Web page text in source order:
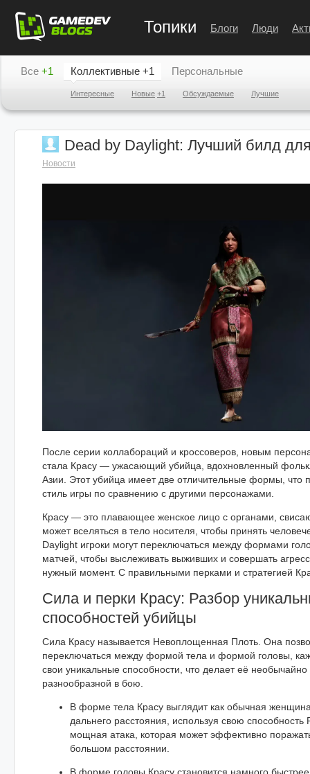
Топики Блоги Люди
Все +1 Коллективные +1
Интересные Новые +1 Обсуждаемые Лучшие
Персональные
Dead by Daylight: Лучший билд
Новости
После серии коллабораций и кроссоверов, новым
стала Красу — ужасающий убийца, вдохновленный
Азии. Этот убийца имеет две отличительные формы, что
стиль игры по сравнению с другими персонажами.
Красу — это плавающее женское лицо с органами,
может вселяться в тело носителя, чтобы принять
Daylight игроки могут переключаться между формами
матчей, чтобы выслеживать выживших и совершать
нужный момент. С правильными перками и стратегией
Сила и перки Красу: Разбор
способностей убийцы
Сила Красу называется Невоплощенная Плоть. Она
переключаться между формой тела и формой головы,
свои уникальные способности, что делает её
разнообразной в бою.
В форме тела Красу выглядит как обычная
дальнего расстояния, используя свою способность
мощная атака, которая может эффективно
большом расстоянии.
В форме головы Красу становится намного